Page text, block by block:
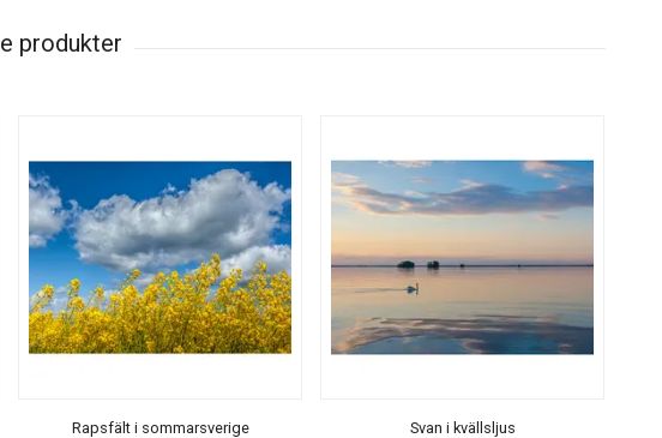
Rapsfält i sommarsverige Svan i kvällsljus